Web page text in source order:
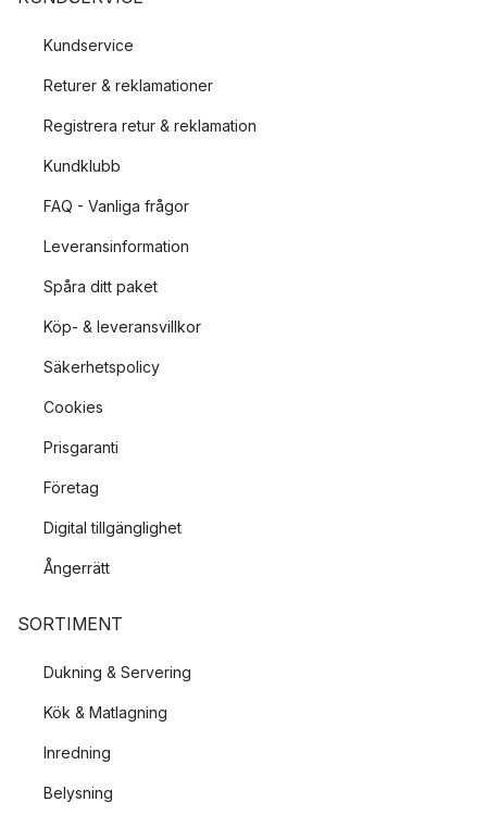
Kundservice
Returer & reklamationer
Registrera retur & reklamation
Kundklubb
FAQ - Vanliga frågor
Leveransinformation
Spåra ditt paket
Köp- & leveransvillkor
Säkerhetspolicy
Cookies
Prisgaranti
Företag
Digital tillgänglighet
Ångerrätt
SORTIMENT
Dukning & Servering
Kök & Matlagning
Inredning
Belysning